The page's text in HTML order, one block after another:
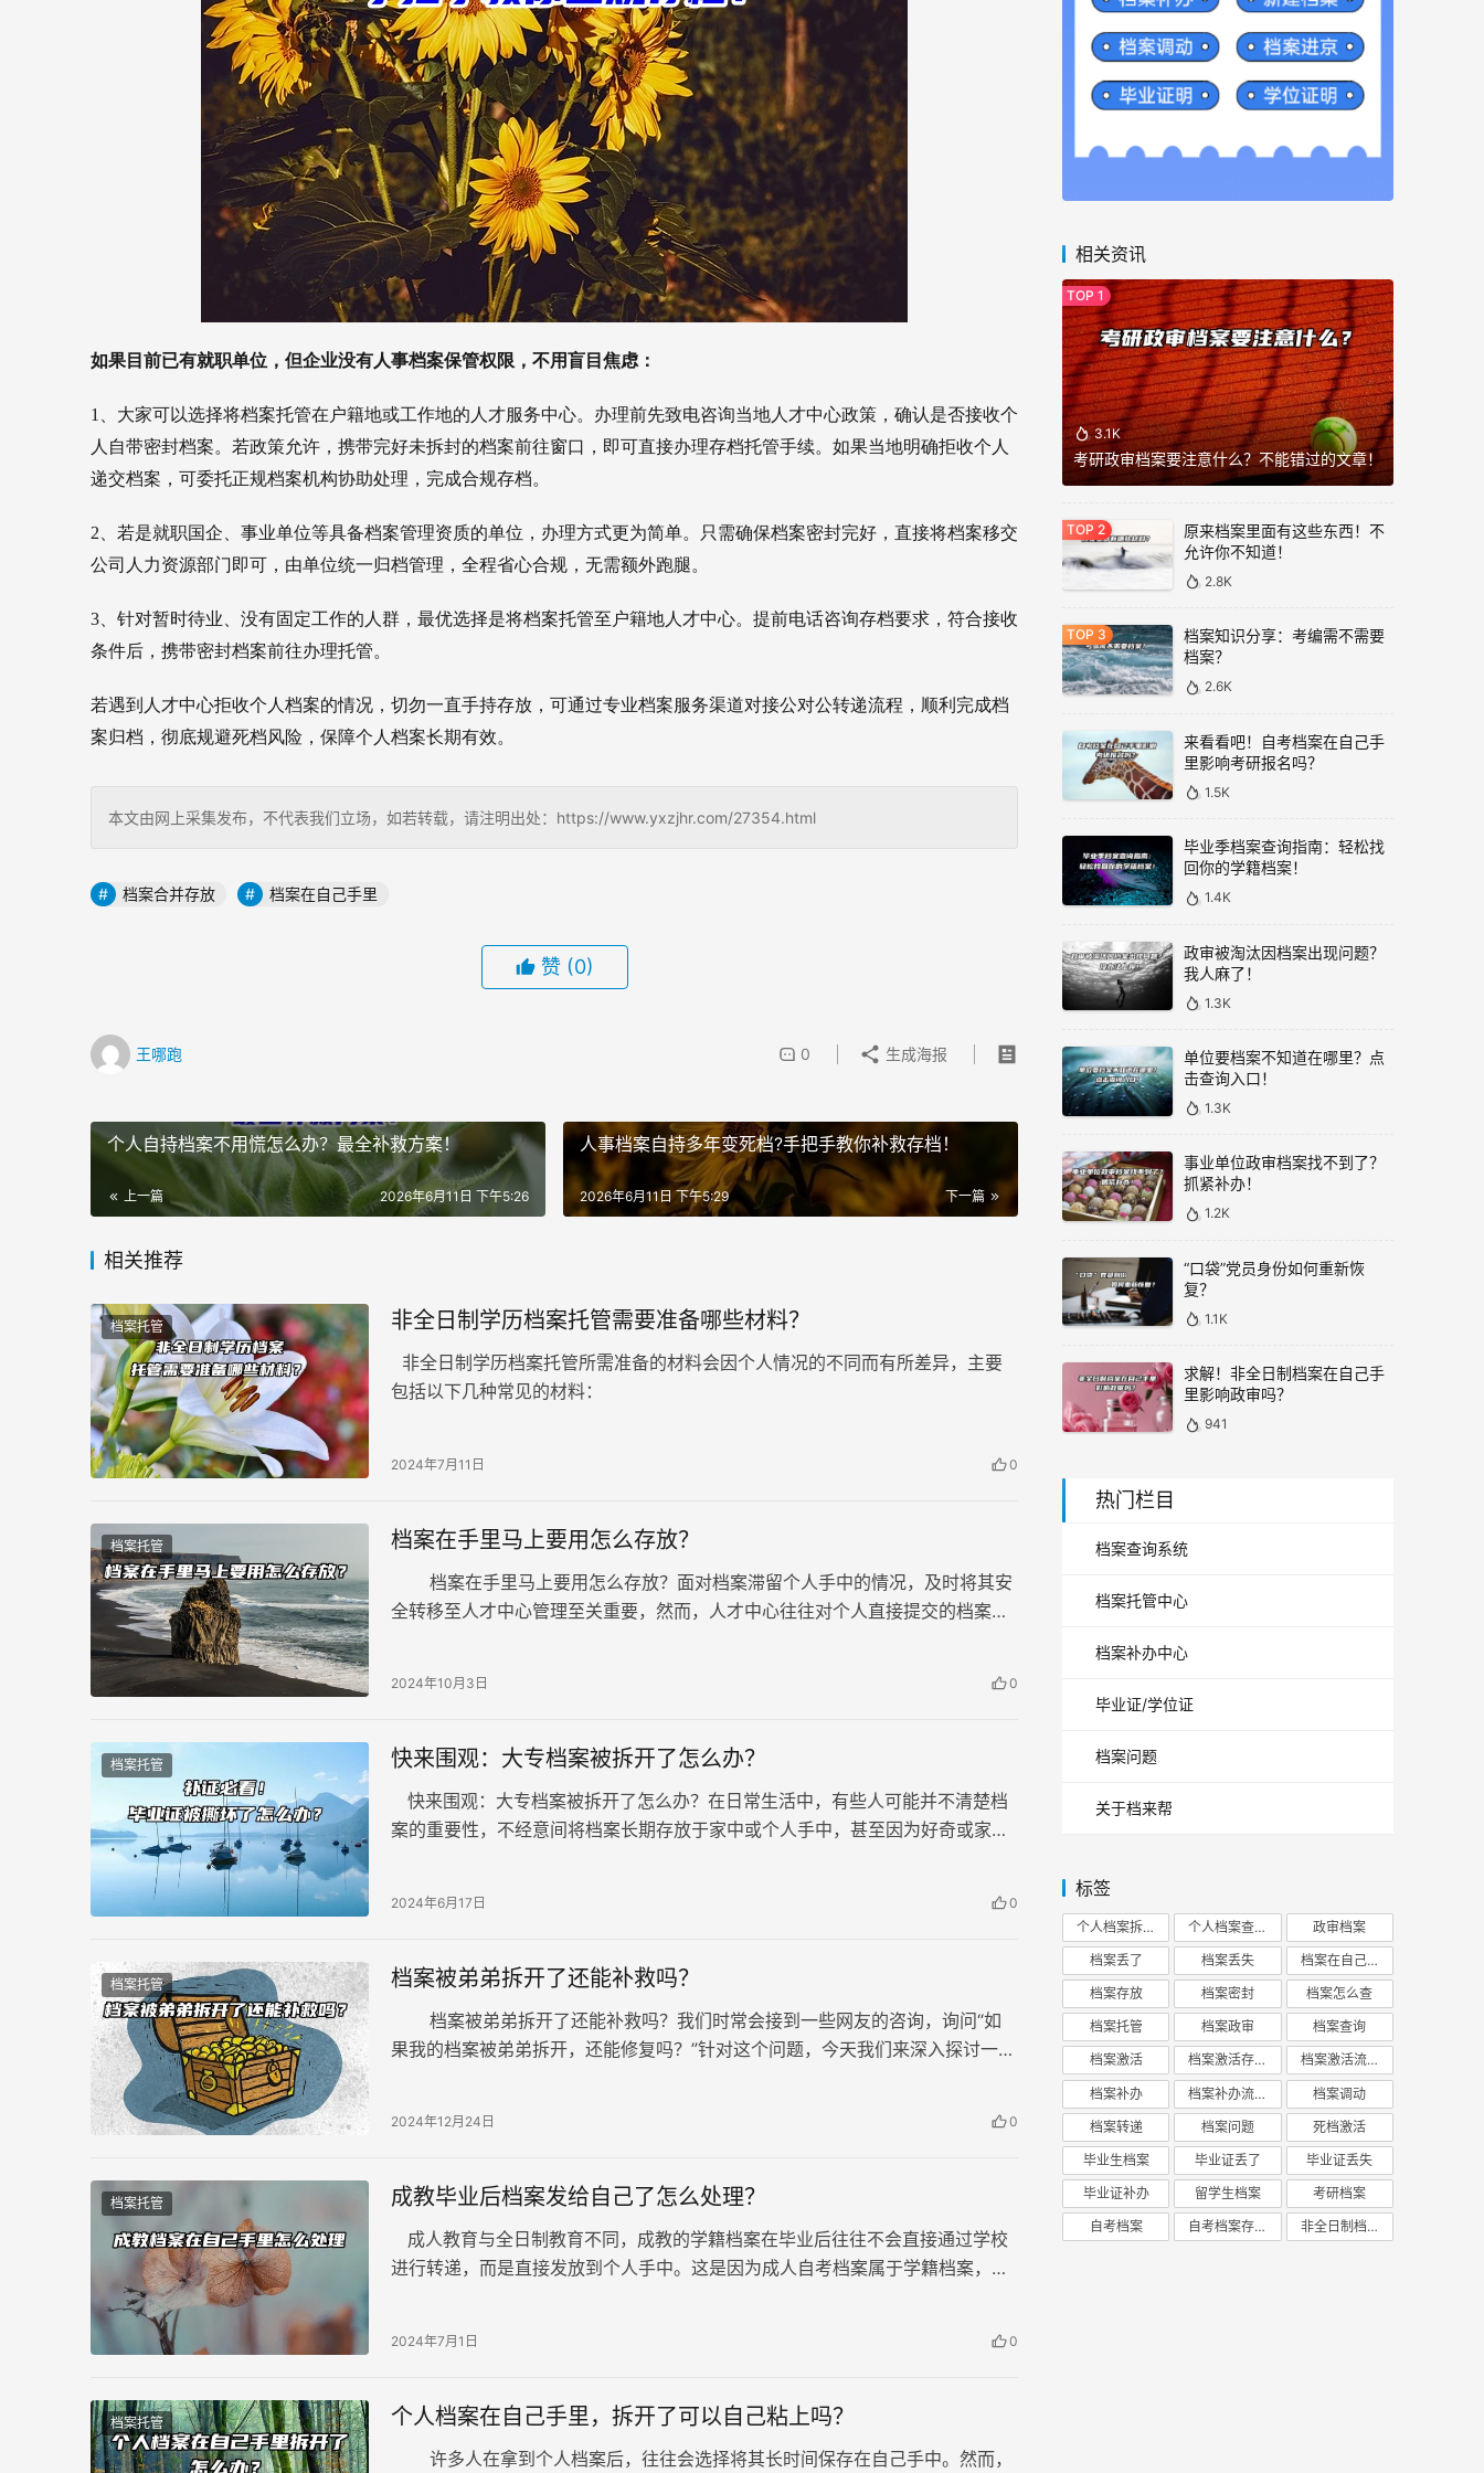
如果目前已有就职单位，但企业没有人事档案保管权限，不用盲目焦虑：
1、大家可以选择将档案托管在户籍地或工作地的人才服务中心。办理前先致电咨询当地人才中心政策，确认是否接收个
人自带密封档案。若政策允许，携带完好未拆封的档案前往窗口，即可直接办理存档托管手续。如果当地明确拒收个人
递交档案，可委托正规档案机构协助处理，完成合规存档。
2、若是就职国企、事业单位等具备档案管理资质的单位，办理方式更为简单。只需确保档案密封完好，直接将档案移交
公司人力资源部门即可，由单位统一归档管理，全程省心合规，无需额外跑腿。
3、针对暂时待业、没有固定工作的人群，最优选择是将档案托管至户籍地人才中心。提前电话咨询存档要求，符合接收
条件后，携带密封档案前往办理托管。
若遇到人才中心拒收个人档案的情况，切勿一直手持存放，可通过专业档案服务渠道对接公对公转递流程，顺利完成档
案归档，彻底规避死档风险，保障个人档案长期有效。
本文由网上采集发布，不代表我们立场，如若转载，请注明出处：https://www.yxzjhr.com/27354.html
档案合并存放 档案在自己手里
赞 (0)
王哪跑 0 生成海报
个人自持档案不用慌怎么办？最全补救方案！
上一篇 2026年6月11日 下午5:26
人事档案自持多年变死档?手把手教你补救存档！
下一篇
2026年6月11日 下午5:29
相关推荐
档案托管 非全日制学历档案托管需要准备哪些材料？
非全日制学历档案托管所需准备的材料会因个人情况的不同而有所差异，主要
包括以下几种常见的材料：
2024年7月11日 0
档案托管 档案在手里马上要用怎么存放？
档案在手里马上要用怎么存放？面对档案滞留个人手中的情况，及时将其安
全转移至人才中心管理至关重要，然而，人才中心往往对个人直接提交的档案持
2024年10月3日 0
档案托管 快来围观：大专档案被拆开了怎么办？
快来围观：大专档案被拆开了怎么办？在日常生活中，有些人可能并不清楚档
案的重要性，不经意间将档案长期存放于家中或个人手中，甚至因为好奇或家人
2024年6月17日 0
档案托管 档案被弟弟拆开了还能补救吗？
档案被弟弟拆开了还能补救吗？我们时常会接到一些网友的咨询，询问“如
果我的档案被弟弟拆开，还能修复吗？”针对这个问题，今天我们来深入探讨一
2024年12月24日 0
档案托管 成教毕业后档案发给自己了怎么处理？
成人教育与全日制教育不同，成教的学籍档案在毕业后往往不会直接通过学校
进行转递，而是直接发放到个人手中。这是因为成人自考档案属于学籍档案，而
2024年7月1日 0
档案托管 个人档案在自己手里，拆开了可以自己粘上吗？
许多人在拿到个人档案后，往往会选择将其长时间保存在自己手中。然而，
相关资讯
3.1K
考研政审档案要注意什么？不能错过的文章！
原来档案里面有这些东西！不
允许你不知道！
2.8K
档案知识分享：考编需不需要
档案？
2.6K
来看看吧！自考档案在自己手
里影响考研报名吗？
1.5K
毕业季档案查询指南：轻松找
回你的学籍档案！
1.4K
政审被淘汰因档案出现问题？
我人麻了！
1.3K
单位要档案不知道在哪里？点
击查询入口！
1.3K
事业单位政审档案找不到了？
抓紧补办！
1.2K
“口袋”党员身份如何重新恢
复？
1.1K
求解！非全日制档案在自己手
里影响政审吗？
941
热门栏目
档案查询系统
档案托管中心
档案补办中心
毕业证/学位证
档案问题
关于档来帮
标签
个人档案拆开 个人档案查询 政审档案
档案丢了 档案丢失 档案在自己手里
档案存放 档案密封 档案怎么查
档案托管 档案政审 档案查询
档案激活 档案激活存放 档案激活流程
档案补办 档案补办流程 档案调动
档案转递 档案问题 死档激活
毕业生档案 毕业证丢了 毕业证丢失
毕业证补办 留学生档案 考研档案
自考档案 自考档案存放 非全日制档案